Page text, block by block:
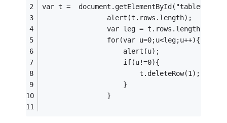
var t =
				alert(t.rows.length);
				var leg = t.rows.length;
				for(var u=0;u<leg;u++){
					alert(u);
					if(u!=0){
						t.deleteRow(1);
					}
				}